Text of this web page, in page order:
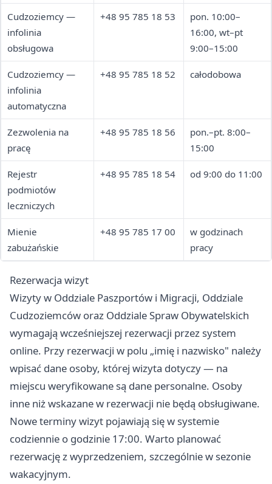
Cudzoziemcy —
infolinia
obsługowa
+48 95 785 18 53
pon. 10:00–
16:00, wt–pt
9:00–15:00
Cudzoziemcy —
infolinia
automatyczna
+48 95 785 18 52 całodobowa
Zezwolenia na
pracę
+48 95 785 18 56
pon.–pt. 8:00–
15:00
Rejestr
podmiotów
leczniczych
+48 95 785 18 54 od 9:00 do 11:00
Mienie
zabużańskie
+48 95 785 17 00
w godzinach
pracy
Rezerwacja wizyt
Wizyty w Oddziale Paszportów i Migracji, Oddziale
Cudzoziemców oraz Oddziale Spraw Obywatelskich
wymagają wcześniejszej rezerwacji przez system
online. Przy rezerwacji w polu „imię i nazwisko" należy
wpisać dane osoby, której wizyta dotyczy — na
miejscu weryfikowane są dane personalne. Osoby
inne niż wskazane w rezerwacji nie będą obsługiwane.
Nowe terminy wizyt pojawiają się w systemie
codziennie o godzinie 17:00. Warto planować
rezerwację z wyprzedzeniem, szczególnie w sezonie
wakacyjnym.